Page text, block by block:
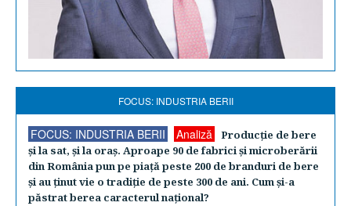
FOCUS: INDUSTRIA BERII
FOCUS: INDUSTRIA BERII Analiză
Producţie de bere
şi la sat, şi la oraş. Aproape 90 de fabrici şi microberării
din România pun pe piaţă peste 200 de branduri de bere
şi au ţinut vie o tradiţie de peste 300 de ani. Cum şi-a
păstrat berea caracterul naţional?